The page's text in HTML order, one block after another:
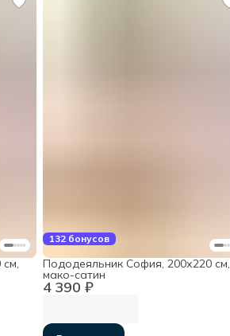
132 бонусов
4 390 ₽
Пододеяльник София, 200х220 см,
мако-сатин